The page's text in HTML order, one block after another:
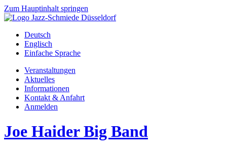
Zum Hauptinhalt springen
Deutsch
Englisch
Einfache Sprache
Veranstaltungen
Aktuelles
Informationen
Kontakt & Anfahrt
Anmelden
Joe Haider Big Band